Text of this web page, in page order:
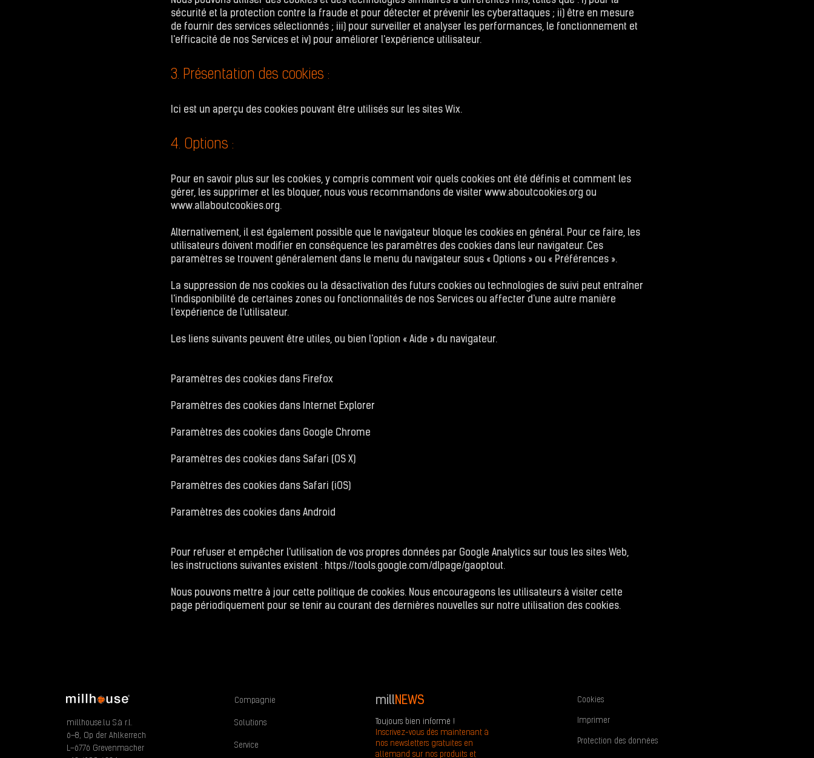
sécurité et la protection contre la fraude et pour détecter et prévenir les cyberattaques ; ii) être en mesure
de fournir des services sélectionnés ; iii) pour surveiller et analyser les performances, le fonctionnement et
l'efficacité de nos Services et iv) pour améliorer l'expérience utilisateur.
3. Présentation des cookies :
Ici est un aperçu des cookies pouvant être utilisés sur les sites Wix.
4. Options :
Pour en savoir plus sur les cookies, y compris comment voir quels cookies ont été définis et comment les
gérer, les supprimer et les bloquer, nous vous recommandons de visiter www.aboutcookies.org ou
www.allaboutcookies.org.
Alternativement, il est également possible que le navigateur bloque les cookies en général. Pour ce faire, les
utilisateurs doivent modifier en conséquence les paramètres des cookies dans leur navigateur. Ces
paramètres se trouvent généralement dans le menu du navigateur sous « Options » ou « Préférences ».
La suppression de nos cookies ou la désactivation des futurs cookies ou technologies de suivi peut entraîner
l'indisponibilité de certaines zones ou fonctionnalités de nos Services ou affecter d'une autre manière
l'expérience de l'utilisateur.
Les liens suivants peuvent être utiles, ou bien l'option « Aide » du navigateur.
Paramètres des cookies dans Firefox
Paramètres des cookies dans Internet Explorer
Paramètres des cookies dans Google Chrome
Paramètres des cookies dans Safari (OS X)
Paramètres des cookies dans Safari (iOS)
Paramètres des cookies dans Android
Pour refuser et empêcher l'utilisation de vos propres données par Google Analytics sur tous les sites Web,
les instructions suivantes existent : https://tools.google.com/dlpage/gaoptout.
Nous pouvons mettre à jour cette politique de cookies. Nous encourageons les utilisateurs à visiter cette
page périodiquement pour se tenir au courant des dernières nouvelles sur notre utilisation des cookies.
millhouse.lu S.à r.l.
6–8, Op der Ahlkerrech
L–6776 Grevenmacher
Compagnie
Solutions
Service
millNEWS
Toujours bien informé !
Inscrivez-vous dès maintenant à
nos newsletters gratuites en
allemand sur nos produits et
Cookies
Imprimer
Protection des données